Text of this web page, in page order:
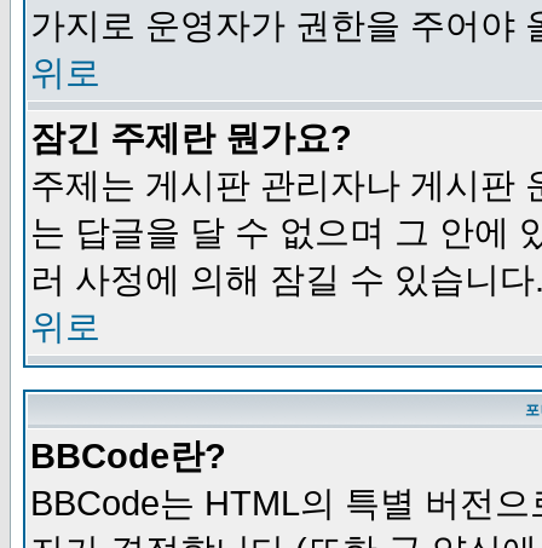
가지로 운영자가 권한을 주어야
위로
잠긴 주제란 뭔가요?
주제는 게시판 관리자나 게시판
는 답글을 달 수 없으며 그 안에
러 사정에 의해 잠길 수 있습니다
위로
BBCode란?
BBCode는 HTML의 특별 버전